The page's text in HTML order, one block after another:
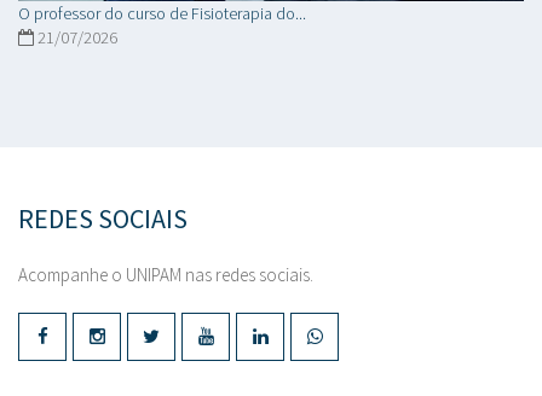
O professor do curso de Fisioterapia do...
21/07/2026
REDES SOCIAIS
Acompanhe o UNIPAM nas redes sociais.